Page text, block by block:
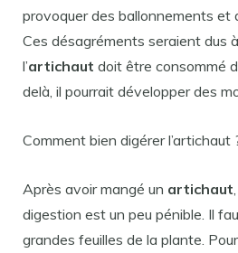
provoquer des ballonnements et
Ces désagréments seraient dus à
l’artichaut doit être consommé
delà, il pourrait développer des
Comment bien digérer l’artichaut
Après avoir mangé un artichaut
digestion est un peu pénible. Il
grandes feuilles de la plante.